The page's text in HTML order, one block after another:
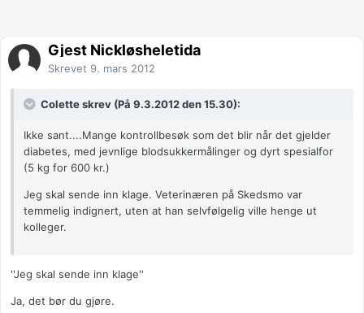
Gjest Nickløsheletida
Skrevet 9. mars 2012
Colette skrev (På 9.3.2012 den 15.30):
Ikke sant....Mange kontrollbesøk som det blir når det gjelder
diabetes, med jevnlige blodsukkermålinger og dyrt spesialfor
(5 kg for 600 kr.)
Jeg skal sende inn klage. Veterinæren på Skedsmo var
temmelig indignert, uten at han selvfølgelig ville henge ut
kolleger.
''Jeg skal sende inn klage''
Ja, det bør du gjøre.